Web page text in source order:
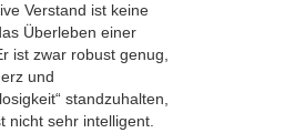
Verstand ist keine
Überleben einer
ist zwar robust genug,
und
standzuhalten,
nicht sehr intelligent.